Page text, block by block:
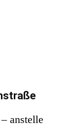
anstelle